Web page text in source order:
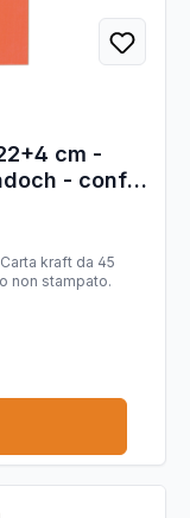
cm -
- conf.
kraft da 45
non stampato.